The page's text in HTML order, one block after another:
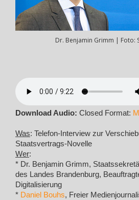
Dr. Benjamin Grimm | Foto:
Download Audio: Closed Format:
Was: Telefon-Interview zur
Staatsvertrags-Novelle
Wer:
* Dr. Benjamin Grimm,
des Landes Brandenburg,
Digitalisierung
* Daniel Bouhs, Freier